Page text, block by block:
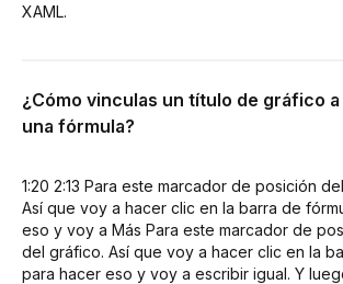
XAML.
¿Cómo vinculas un título de gráfico a
una fórmula?
1:20 2:13 Para este marcador de posición
Así que voy a hacer clic en la barra de
eso y voy a Más Para este marcador de
del gráfico. Así que voy a hacer clic en la
para hacer eso y voy a escribir igual. Y